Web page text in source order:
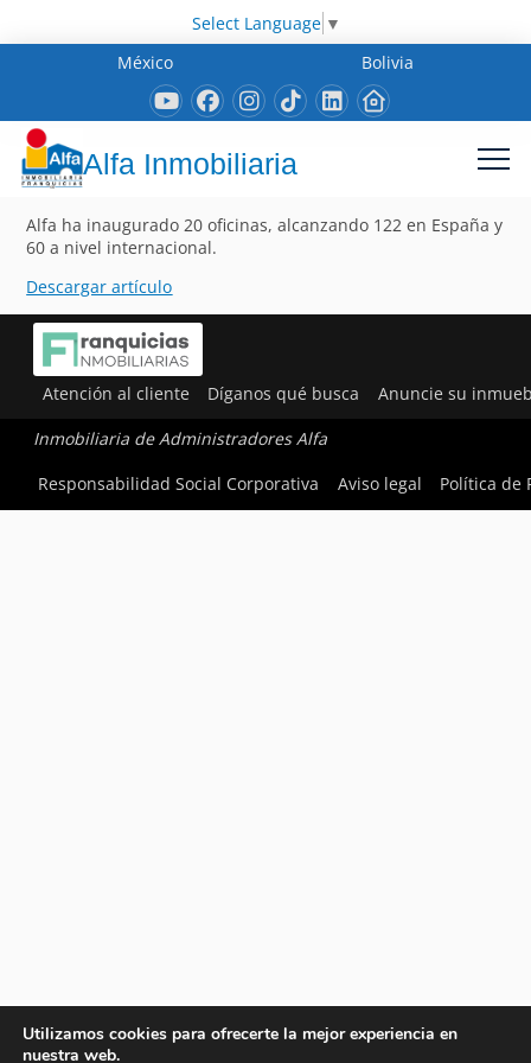
Select Language ▼
México
Bolivia
Alfa Inmobiliaria
Alfa ha inaugurado 20 oficinas, alcanzando 122 en España y
60 a nivel internacional.
Descargar artículo
Atención al cliente Díganos qué busca Anuncie su
Inmobiliaria de Administradores Alfa
Responsabilidad Social Corporativa
Aviso legal Política de
Utilizamos cookies para ofrecerte la mejor experiencia en
nuestra web.